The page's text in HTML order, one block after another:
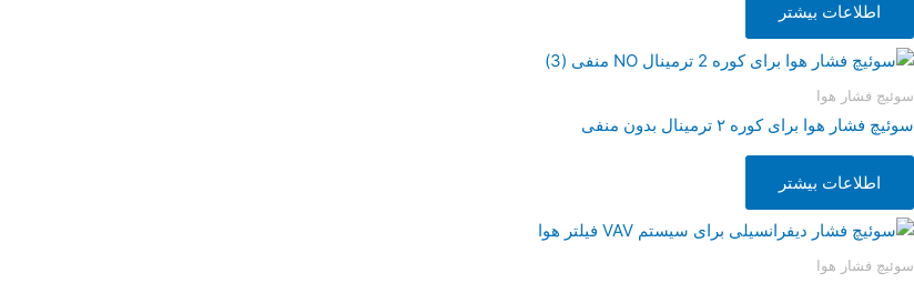
اطلاعات بیشتر
سوئیچ فشار هوا
سوئیچ فشار هوا برای کوره ۲ ترمینال بدون منفی
اطلاعات بیشتر
سوئیچ فشار هوا